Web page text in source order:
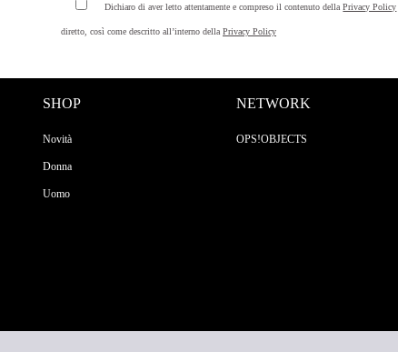
Dichiaro di aver letto attentamente e compreso il contenuto dellaPrivacy Policy
diretto, così come descritto all’interno della Privacy Policy
SHOP
Novità
Donna
Uomo
NETWORK
OPS!OBJECTS